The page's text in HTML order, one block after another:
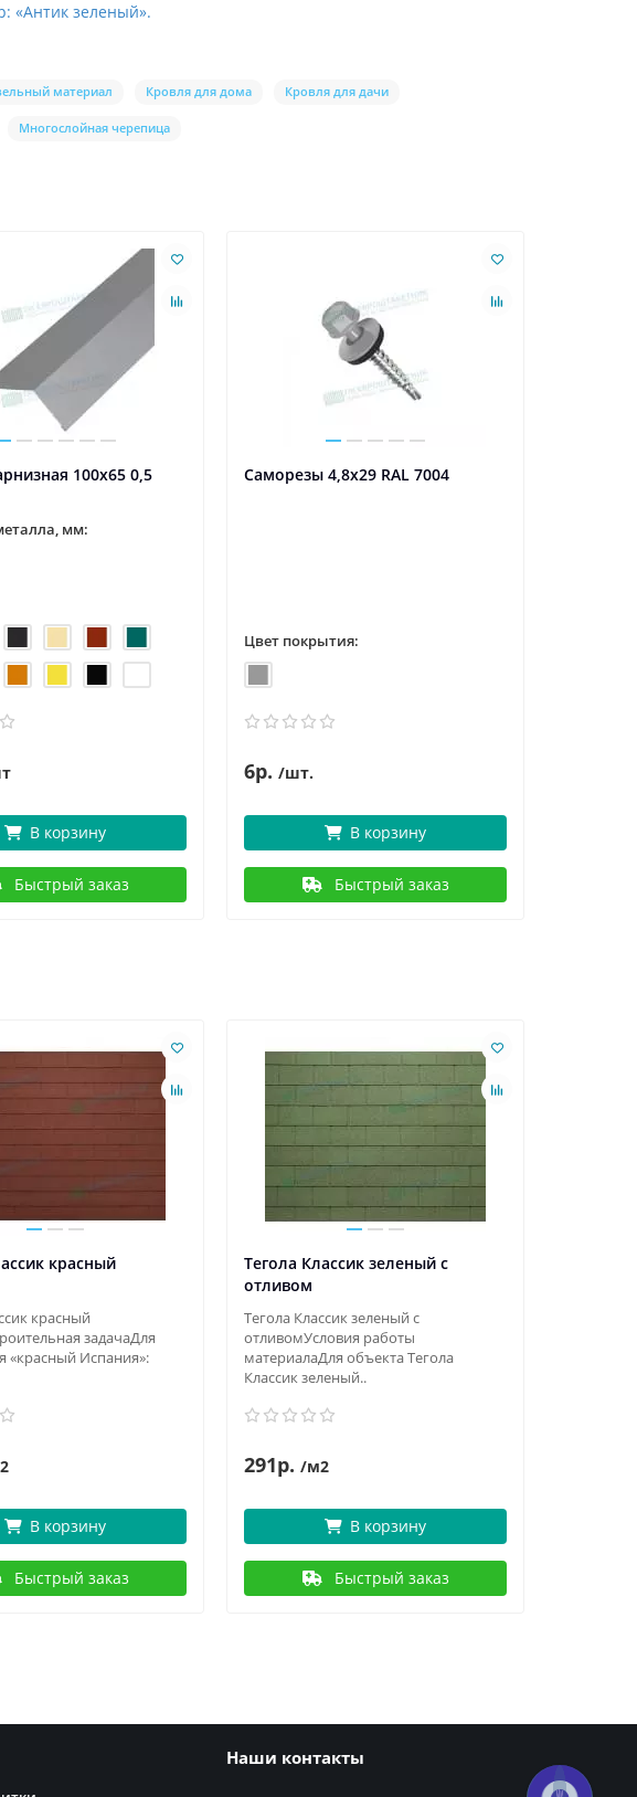
«Антик зеленый».
материал Кровля для дома Кровля для дачи
Многослойная черепица
100х65 0,5
мм:
В корзину
Быстрый заказ
Саморезы 4,8х29 RAL 7004
Цвет покрытия:
6р. /шт.
В корзину
Быстрый заказ
красный
красный
задачаДля
«красный Испания»:
В корзину
Быстрый заказ
Тегола Классик зеленый с
отливом
Тегола Классик зеленый с
отливомУсловия работы
материалаДля объекта Тегола
Классик зеленый..
291р. /м2
В корзину
Быстрый заказ
Наши контакты